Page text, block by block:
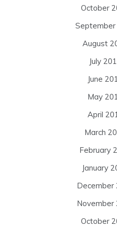
October
September
August
July
June
May
April
March
February
January
December
November
October